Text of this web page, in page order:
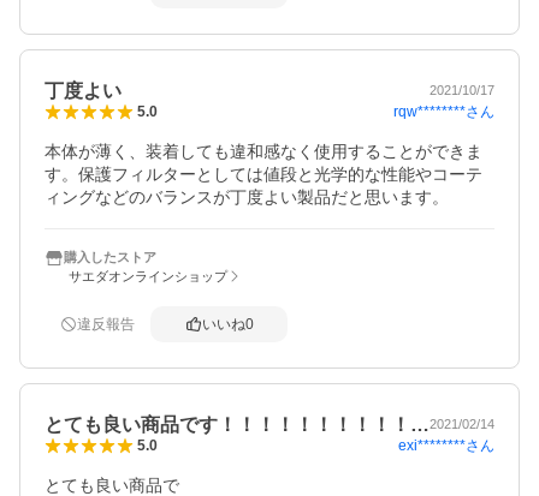
丁度よい 2021/10/17
5.0 rqw********さん
本体が薄く、装着しても違和感なく使用することができま
す。保護フィルターとしては値段と光学的な性能やコーテ
ィングなどのバランスが丁度よい製品だと思います。
購入したストア
サエダオンラインショップ
違反報告 いいね0
とても良い商品です！！！！！！！！！！…2021/02/14
5.0 exi********さん
とても良い商品で